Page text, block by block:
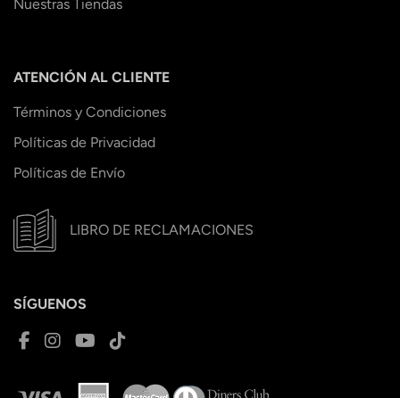
Nuestras Tiendas
ATENCIÓN AL CLIENTE
Términos y Condiciones
Políticas de Privacidad
Políticas de Envío
LIBRO DE RECLAMACIONES
SÍGUENOS